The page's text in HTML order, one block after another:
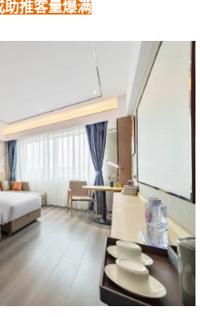
助推客量爆满